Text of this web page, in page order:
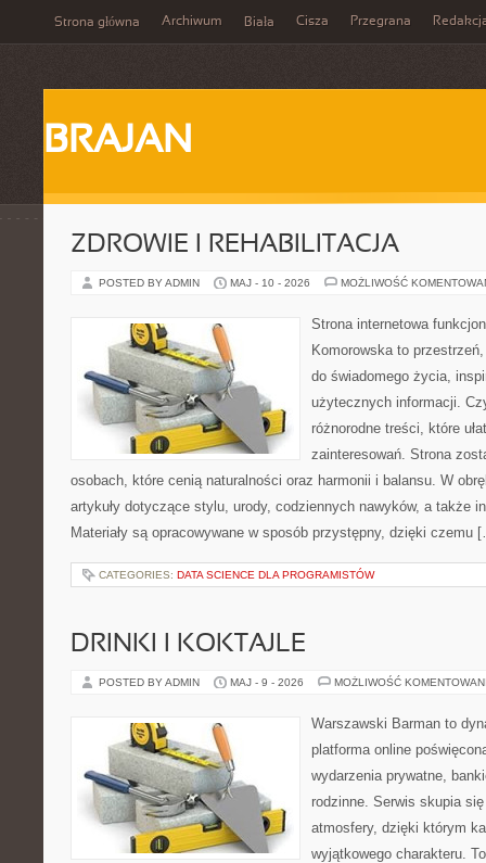
Strona główna Archiwum Biała Cisza Przegrana
BRAJAN
ZDROWIE I REHABILITACJA
POSTED BY ADMIN MAJ - 10 - 2026 MOŻLIWOŚĆ
Strona internetowa
Komorowska to
do świadomego życia,
użytecznych informacji.
różnorodne treści, które
zainteresowań. Strona
osobach, które cenią naturalności oraz harmonii i balansu. W
artykuły dotyczące stylu, urody, codziennych nawyków, a także
Materiały są opracowywane w sposób przystępny, dzięki czemu
CATEGORIES: DATA SCIENCE DLA PROGRAMISTÓW
DRINKI I KOKTAJLE
POSTED BY ADMIN MAJ - 9 - 2026 MOŻLIWOŚĆ
Warszawski Barman to
platforma online
wydarzenia prywatne,
rodzinne. Serwis skupia
atmosfery, dzięki którym
wyjątkowego charakteru.